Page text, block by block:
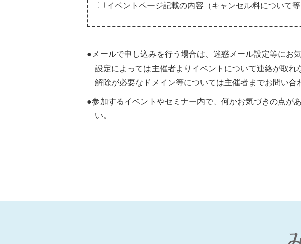
イベントページ記載の内容（キャンセル料について
●メールで申し込みを行う場合は、迷惑メール設定等にお
設定によっては主催者よりイベントについて連絡が取れ
解除が必要なドメイン等については主催者までお問い合
●参加するイベントやセミナー内で、何かお気づきの点が
い。